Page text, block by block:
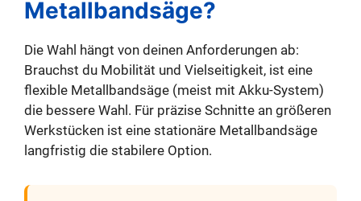
Metallbandsäge?
Die Wahl hängt von deinen Anforderungen ab:
Brauchst du Mobilität und Vielseitigkeit, ist eine
flexible Metallbandsäge (meist mit Akku-System)
die bessere Wahl. Für präzise Schnitte an größeren
Werkstücken ist eine stationäre Metallbandsäge
langfristig die stabilere Option.